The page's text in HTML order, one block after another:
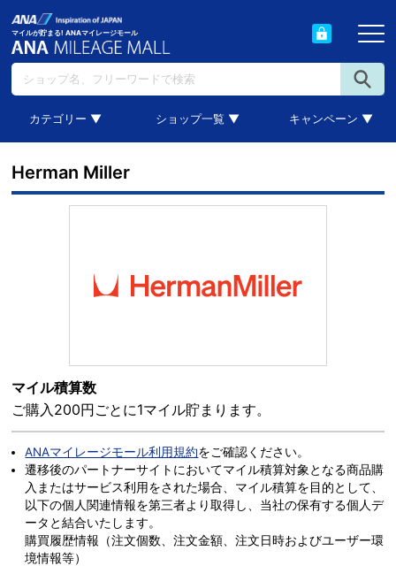
マイルが貯まる! ANAマイレージモール
カテゴリー ▼ ショップ一覧 ▼ キャンペーン ▼
Herman Miller
マイル積算数
ご購入200円ごとに1マイル貯まります。
ANAマイレージモール利用規約をご確認ください。
遷移後のパートナーサイトにおいてマイル積算対象となる商品購
入またはサービス利用をされた場合、マイル積算を目的として、
以下の個人関連情報を第三者より取得し、当社の保有する個人デ
ータと結合いたします。
購買履歴情報（注文個数、注文金額、注文日時およびユーザー環
境情報等）